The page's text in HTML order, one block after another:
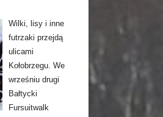
Wilki, lisy i inne
futrzaki przejdą
ulicami
Kołobrzegu. We
wrześniu drugi
Bałtycki
Fursuitwalk